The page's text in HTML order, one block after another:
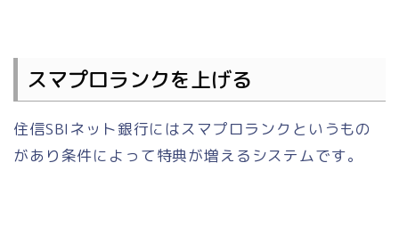
スマプロランクを上げる
住信SBIネット銀行にはスマプロランクというもの
があり条件によって特典が増えるシステムです。